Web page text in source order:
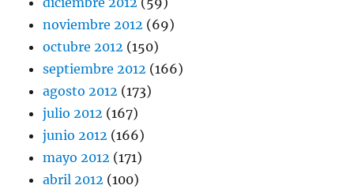
noviembre 2012 (69)
octubre 2012 (150)
septiembre 2012 (166)
agosto 2012 (173)
julio 2012 (167)
junio 2012 (166)
mayo 2012 (171)
abril 2012 (100)